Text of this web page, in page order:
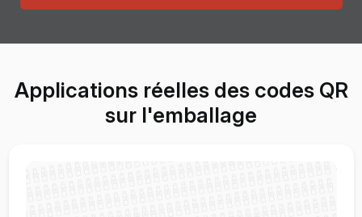
Applications réelles des codes QR
sur l'emballage